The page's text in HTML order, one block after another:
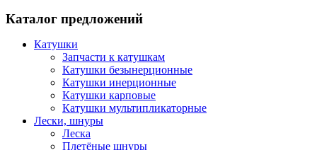
Каталог предложений
Катушки
Запчасти к катушкам
Катушки безынерционные
Катушки инерционные
Катушки карповые
Катушки мультипликаторные
Лески, шнуры
Леска
Плетёные шнуры